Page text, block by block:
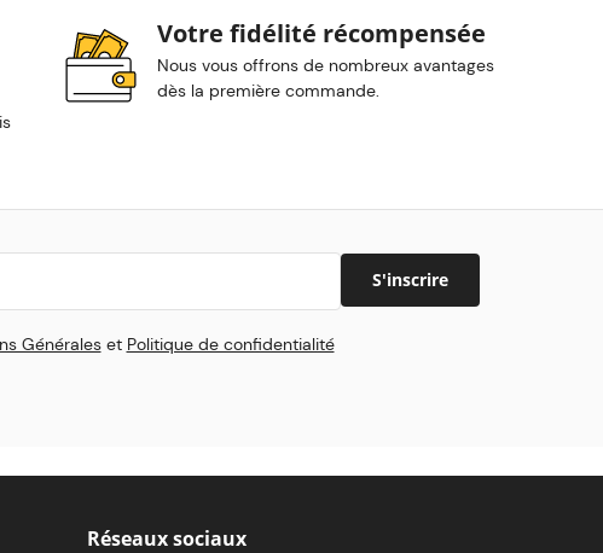
Votre fidélité récompensée
Nous vous offrons de nombreux avantages
dès la première commande.
S'inscrire
Généraleset Politique de confidentialité
Réseaux sociaux